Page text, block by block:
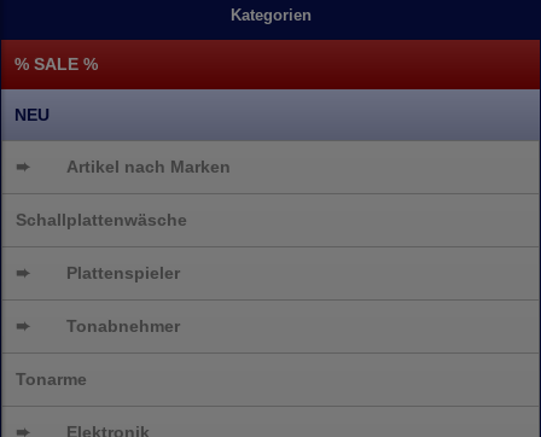
Kategorien
% SALE %
NEU
➨ Artikel nach Marken
Schallplattenwäsche
➨ Plattenspieler
➨ Tonabnehmer
Tonarme
➨ Elektronik